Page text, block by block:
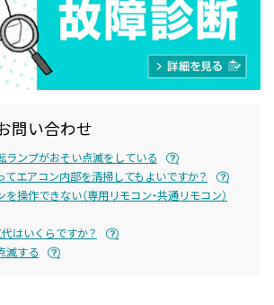
問い合わせ
ランプがおそい点滅をしている
てエアコン内部を清掃してもよいですか？
操作できない（専用リモコン・共通リモコン）
はいくらですか？
滅する